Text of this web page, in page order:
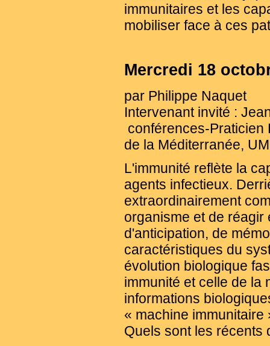
immunitaires et les
mobiliser face à ces
Mercredi 18
par Philippe Naquet
Intervenant invité :
conférences-
de la Méditerranée,
L'immunité reflète la
agents infectieux.
extraordinairement
organisme et de
d'anticipation, de
caractéristiques du
évolution biologique
immunité et celle de la
informations
« machine
Quels sont les récents